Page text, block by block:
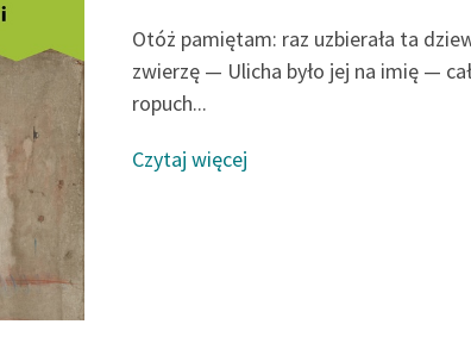
Otóż pamiętam: raz uzbierała ta
zwierzę — Ulicha było jej na imię —
ropuch...
Czytaj więcej